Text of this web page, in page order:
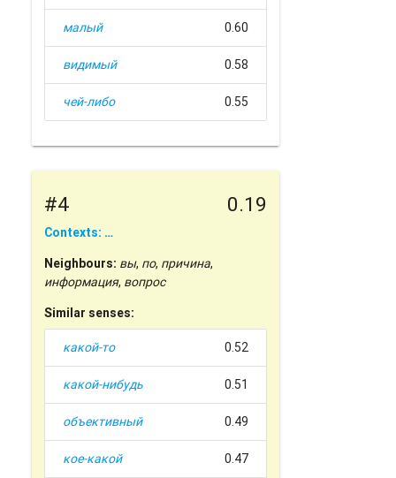
малый 0.60
видимый 0.58
чей-либо 0.55
#4 0.19
Contexts: …
Neighbours: вы, по, причина,
информация, вопрос
Similar senses:
какой-то 0.52
какой-нибудь 0.51
объективный 0.49
кое-какой 0.47